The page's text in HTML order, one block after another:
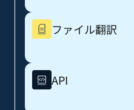
ファイル翻訳
API